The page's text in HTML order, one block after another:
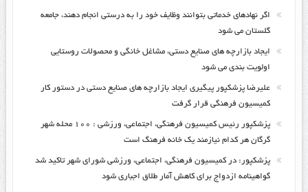
اگر نهادهای خدماتی بتوانند وظایف خود را به درستی انجام دهند، جامعه
گلستان می شود
ایجاد بازارچه های صنایع دستی، مشاغل خانگی و محصولات روستایی
اولویت بندی می شود
علیرضا پزشکپور پیگیری ایجاد بازارچه های صنایع دستی در دستور کار
کمیسیون فرهنگی قرار گرفت
پزشکپور رئیس کمیسیون فرهنگی، اجتماعی، ورزشی : ۱۰۰ محله شهر
گرگان هر کدام نیازمند یک خانه فرهنگ است
پزشکپور: در کمیسیون فرهنگی، اجتماعی، ورزشی شورای شهر تاکید شد
گواهینامه ازدواج برای کاهش آمار طلاق اجباری شود